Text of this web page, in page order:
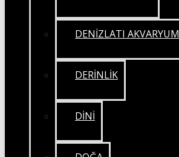
DENİZLATI AKVARYUM
DERİNLİK
DİNİ